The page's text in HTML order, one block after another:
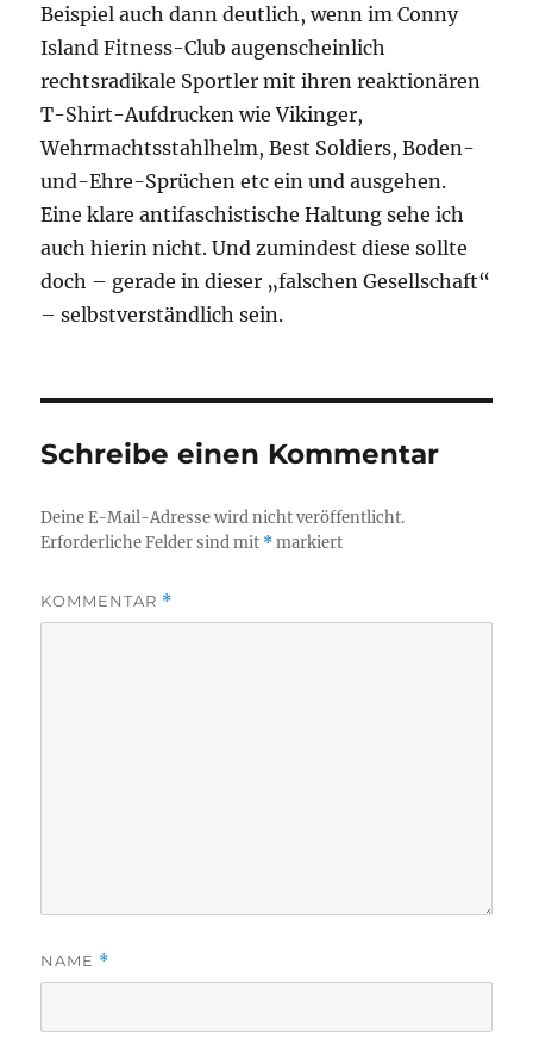
Beispiel auch dann deutlich, wenn im Conny
Island Fitness-Club augenscheinlich
rechtsradikale Sportler mit ihren reaktionären
T-Shirt-Aufdrucken wie Vikinger,
Wehrmachtsstahlhelm, Best Soldiers, Boden-
und-Ehre-Sprüchen etc ein und ausgehen.
Eine klare antifaschistische Haltung sehe ich
auch hierin nicht. Und zumindest diese sollte
doch – gerade in dieser „falschen Gesellschaft“
– selbstverständlich sein.
Schreibe einen Kommentar
Deine E-Mail-Adresse wird nicht veröffentlicht.
Erforderliche Felder sind mit *markiert
KOMMENTAR *
NAME *